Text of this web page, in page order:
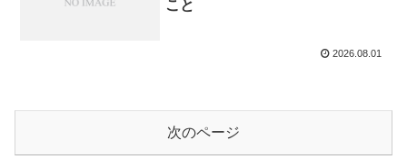
こと
2026.08.01
次のページ